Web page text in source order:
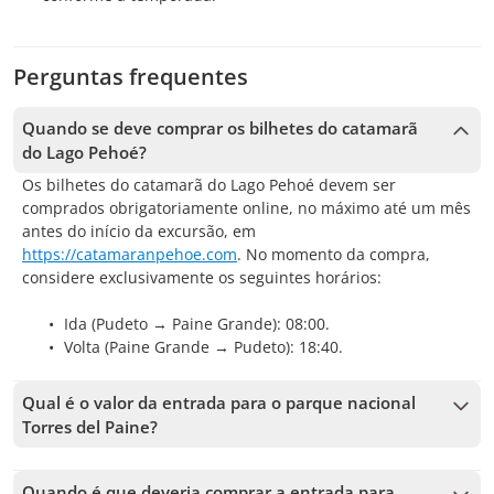
Perguntas frequentes
Quando se deve comprar os bilhetes do catamarã
do Lago Pehoé?
Os bilhetes do catamarã do Lago Pehoé devem ser
comprados obrigatoriamente online, no máximo até um mês
antes do início da excursão, em
https://catamaranpehoe.com. No momento da compra,
considere exclusivamente os seguintes horários:
Ida (Pudeto → Paine Grande): 08:00.
Volta (Paine Grande → Pudeto): 18:40.
Qual é o valor da entrada para o parque nacional
Torres del Paine?